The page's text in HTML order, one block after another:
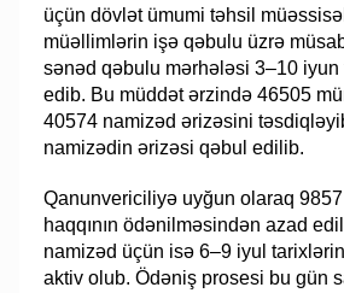
üçün dövlət ümumi təhsil
müəllimlərin işə qəbulu üzrə
sənəd qəbulu mərhələsi 3–10
edib. Bu müddət ərzində 46505
40574 namizəd ərizəsini
namizədin ərizəsi qəbul edilib.
Qanunvericiliyə uyğun olaraq
haqqının ödənilməsindən azad
namizəd üçün isə 6–9 iyul
aktiv olub. Ödəniş prosesi bu gün